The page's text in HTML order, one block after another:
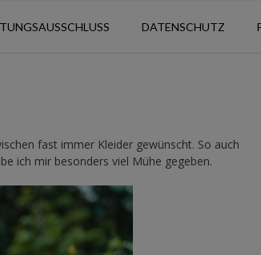
DATENSCHUTZ
fast immer Kleider gewünscht. So auch
ich mir besonders viel Mühe gegeben.